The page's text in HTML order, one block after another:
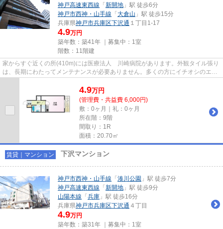
神戸高速東西線 「 新開地 」駅 徒歩6分
神戸市西神・山手線 「 大倉山 」駅 徒歩15分
兵庫県神戸市兵庫区下沢通 １丁目1-17
4.9万円
築年数：築41年 ｜募集中： 1室
階数：11階建
家からすぐ近くの所(410m)には医療法人 川崎病院があります。外観タイル張り
は、長期にわたってメンテナンスが必要ありません。多くの方にイチオシのエレ
4.9万円
(管理費・共益費 6,000円)
敷：0ヶ月｜礼：0ヶ月
所在階：9階
間取り：1R
面積：20.70㎡
賃貸｜マンション 下沢マンション
神戸市西神・山手線 「 湊川公園 」駅 徒歩7分
神戸高速東西線 「 新開地 」駅 徒歩9分
山陽本線 「 兵庫 」駅 徒歩16分
兵庫県神戸市兵庫区下沢通 ４丁目
4.9万円
築年数：築31年 ｜募集中： 1室